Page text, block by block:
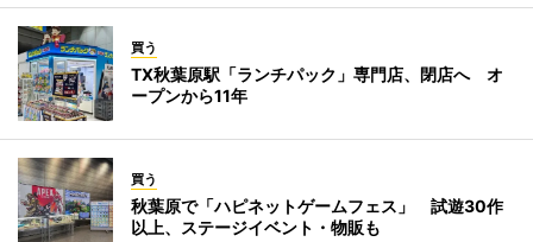
買う
TX秋葉原駅「ランチパック」専門店、閉店へ オ
ープンから11年
買う
秋葉原で「ハピネットゲームフェス」 試遊30作
以上、ステージイベント・物販も